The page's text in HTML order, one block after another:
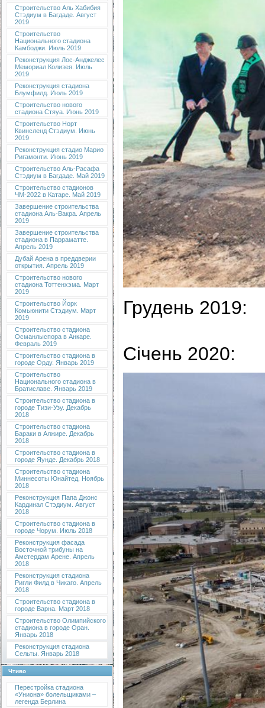
Строительство Аль Хабибия
Стэдиум в Багдаде. Август
2019
Строительство
Национального стадиона
Камбоджи. Июль 2019
Реконструкция Лос-Анджелес
Мемориал Колизея. Июль
2019
Реконструкция стадиона
Блумфилд. Июль 2019
Строительство нового
стадиона Стяуа. Июнь 2019
Строительство Норт
Квинсленд Стэдиум. Июнь
2019
Реконструкция стадио Марио
Ригамонти. Июнь 2019
Строительство Аль-Расафа
Стэдиум в Багдаде. Май 2019
Строительство стадионов
ЧМ-2022 в Катаре. Май 2019
Завершение строительства
стадиона Аль-Вакра. Апрель
2019
Завершение строительства
стадиона в Парраматте.
Апрель 2019
Дубай Арена в преддверии
открытия. Апрель 2019
Строительство нового
стадиона Тоттенхэма. Март
2019
Строительство Йорк
Комьюнити Стэдиум. Март
2019
Строительство стадиона
Османлыспора в Анкаре.
Февраль 2019
Строительство стадиона в
городе Орду. Январь 2019
Строительство
Национального стадиона в
Братиславе. Январь 2019
Строительство стадиона в
городе Тизи-Узу. Декабрь
2018
Строительство стадиона
Бараки в Алжире. Декабрь
2018
Строительство стадиона в
городе Яунде. Декабрь 2018
Строительство стадиона
Миннесоты Юнайтед. Ноябрь
2018
Реконструкция Папа Джонс
Кардинал Стэдиум. Август
2018
Строительство стадиона в
городе Чорум. Июль 2018
Реконструкция фасада
Восточной трибуны на
Амстердам Арене. Апрель
2018
Реконструкция стадиона
Ригли Филд в Чикаго. Апрель
2018
Строительство стадиона в
городе Варна. Март 2018
Строительство Олимпийского
стадиона в городе Оран.
Январь 2018
Реконструкция стадиона
Сельты. Январь 2018
Чтиво
Перестройка стадиона
«Униона» болельщиками –
легенда Берлина
Грудень 2019:
Січень 2020: